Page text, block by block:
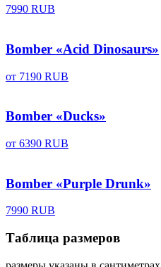
7990 RUB
Bomber «Acid Dinosaurs»
от 7190 RUB
Bomber «Ducks»
от 6390 RUB
Bomber «Purple Drunk»
7990 RUB
Таблица размеров